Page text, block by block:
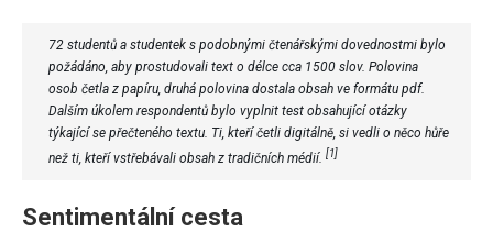
72 studentů a studentek s podobnými čtenářskými dovednostmi bylo
požádáno, aby prostudovali text o délce cca 1500 slov. Polovina
osob četla z papíru, druhá polovina dostala obsah ve formátu pdf.
Dalším úkolem respondentů bylo vyplnit test obsahující otázky
týkající se přečteného textu. Ti, kteří četli digitálně, si vedli o něco hůře
než ti, kteří vstřebávali obsah z tradičních médií. [1]
Sentimentální cesta